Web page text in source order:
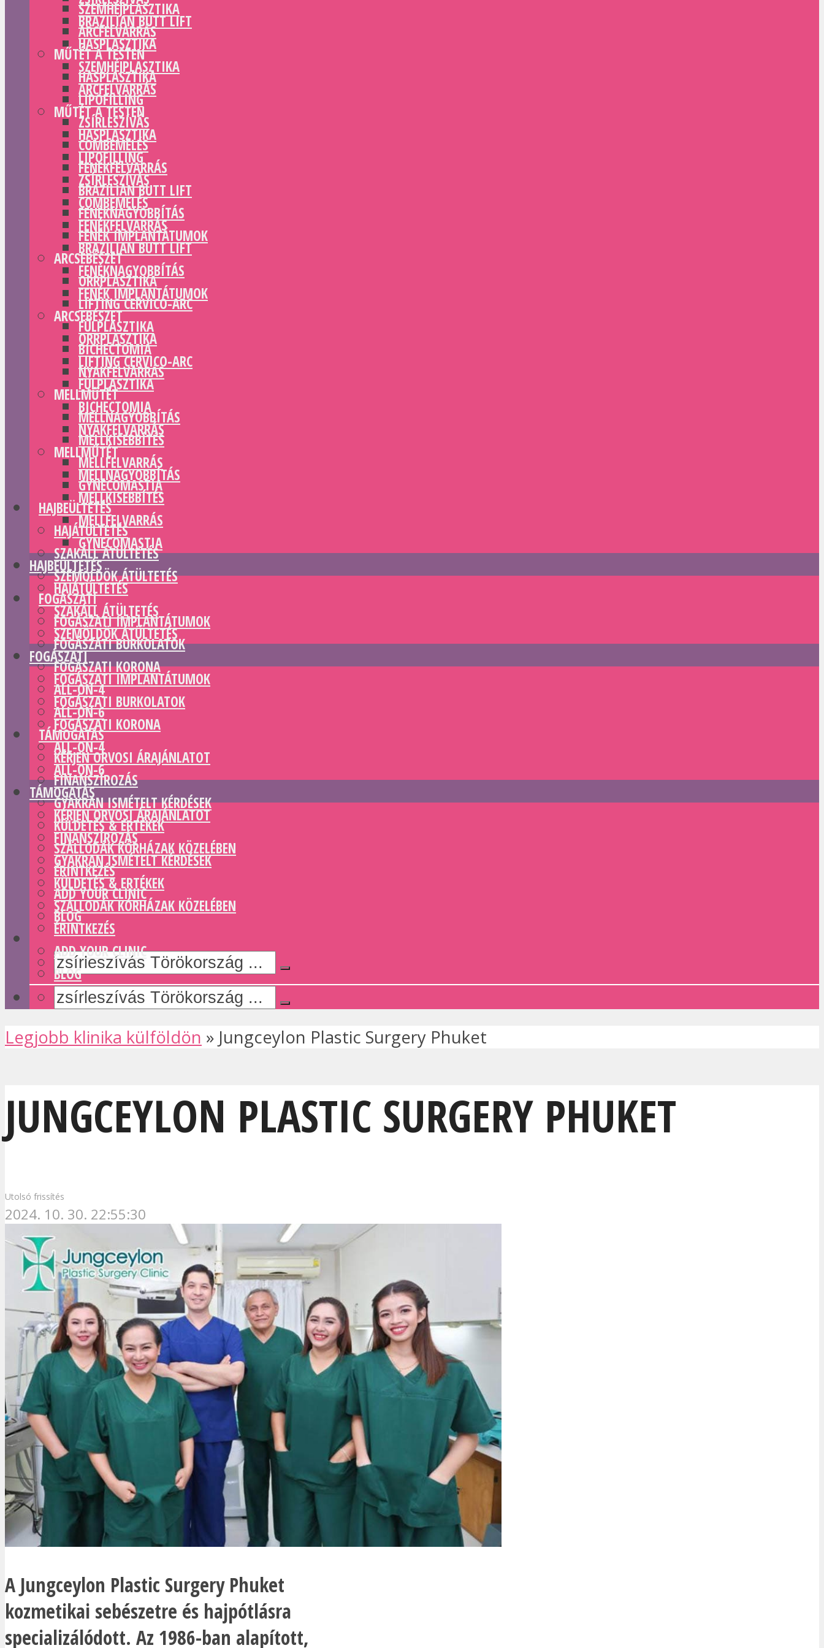
SZEMHÉJPLASZTIKA
ARCFELVARRÁS
MŰTÉT A TESTEN
HASPLASZTIKA
LIPOFILLING
ZSÍRLESZÍVÁS
COMBEMELÉS
FENÉKFELVARRÁS
BRAZILIAN BUTT LIFT
FENÉKNAGYOBBÍTÁS
FENÉK IMPLANTÁTUMOK
ARCSEBÉSZET
ORRPLASZTIKA
LIFTING CERVICO-ARC
FÜLPLASZTIKA
BICHECTOMIA
NYAKFELVARRÁS
MELLMŰTÉT
MELLNAGYOBBÍTÁS
MELLKISEBBÍTÉS
MELLFELVARRÁS
GYNECOMASTIA
HAJBEÜLTETÉS
HAJÁTÜLTETÉS
SZAKÁLL ÁTÜLTETÉS
SZEMÖLDÖK ÁTÜLTETÉS
FOGÁSZATI
FOGÁSZATI IMPLANTÁTUMOK
FOGÁSZATI BURKOLATOK
FOGÁSZATI KORONA
ALL-ON-4
ALL-ON-6
TÁMOGATÁS
KÉRJEN ORVOSI ÁRAJÁNLATOT
FINANSZÍROZÁS
GYAKRAN ISMÉTELT KÉRDÉSEK
KÜLDETÉS & ERTÉKEK
SZÁLLODÁK KÓRHÁZAK KÖZELÉBEN
ÉRINTKEZÉS
ADD YOUR CLINIC
BLOG
BRAZILIAN BUTT LIFT
HASPLASZTIKA
SZEMHÉJPLASZTIKA
ARCFELVARRÁS
MŰTÉT A TESTEN
HASPLASZTIKA
LIPOFILLING
ZSÍRLESZÍVÁS
COMBEMELÉS
FENÉKFELVARRÁS
BRAZILIAN BUTT LIFT
FENÉKNAGYOBBÍTÁS
FENÉK IMPLANTÁTUMOK
ARCSEBÉSZET
ORRPLASZTIKA
LIFTING CERVICO-ARC
FÜLPLASZTIKA
BICHECTOMIA
NYAKFELVARRÁS
MELLMŰTÉT
MELLNAGYOBBÍTÁS
MELLKISEBBÍTÉS
MELLFELVARRÁS
GYNECOMASTIA
HAJBEÜLTETÉS
HAJÁTÜLTETÉS
SZAKÁLL ÁTÜLTETÉS
SZEMÖLDÖK ÁTÜLTETÉS
FOGÁSZATI
FOGÁSZATI IMPLANTÁTUMOK
FOGÁSZATI BURKOLATOK
FOGÁSZATI KORONA
ALL-ON-4
ALL-ON-6
TÁMOGATÁS
KÉRJEN ORVOSI ÁRAJÁNLATOT
FINANSZÍROZÁS
GYAKRAN ISMÉTELT KÉRDÉSEK
KÜLDETÉS & ERTÉKEK
SZÁLLODÁK KÓRHÁZAK KÖZELÉBEN
ÉRINTKEZÉS
ADD YOUR CLINIC
BLOG
Legjobb klinika külföldön » Jungceylon Plastic Surgery Phuket
JUNGCEYLON PLASTIC SURGERY PHUKET
Utolsó frissítés
2024. 10. 30. 22:55:30
A Jungceylon Plastic Surgery Phuket
kozmetikai sebészetre és hajpótlásra
specializálódott. Az 1986-ban alapított,